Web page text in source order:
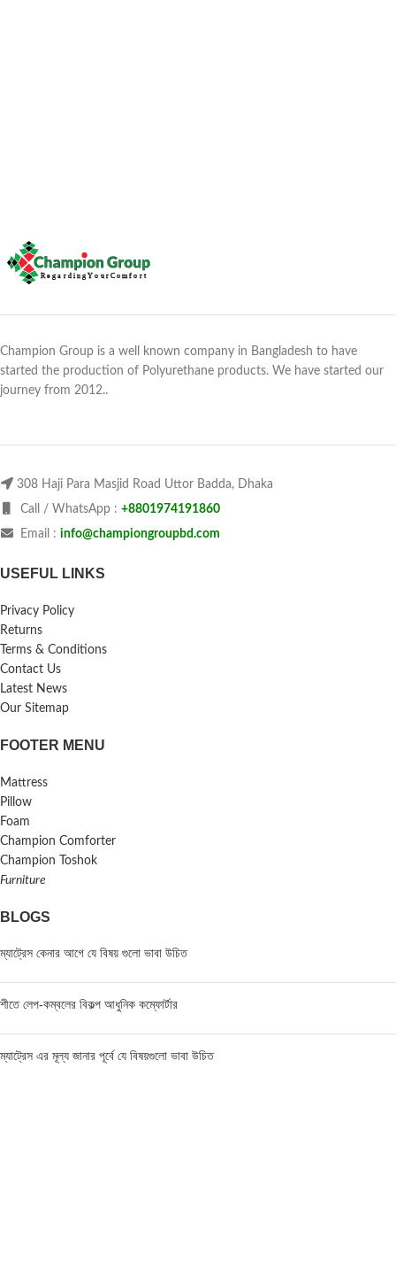
Champion Group is a well known company in Bangladesh to have
started the production of Polyurethane products. We have started our
journey from 2012..
308 Haji Para Masjid Road Uttor Badda, Dhaka
Call / WhatsApp : +8801974191860
Email : info@championgroupbd.com
USEFUL LINKS
Privacy Policy
Returns
Terms & Conditions
Contact Us
Latest News
Our Sitemap
FOOTER MENU
Mattress
Pillow
Foam
Champion Comforter
Champion Toshok
Furniture
BLOGS
ম্যাট্রেস কেনার আগে যে বিষয় গুলো ভাবা উচিত
শীতে লেপ-কম্বলের বিকল্প আধুনিক কম্ফোর্টার
ম্যাট্রেস এর মূল্য জানার পূর্বে যে বিষয়গুলো ভাবা উচিত